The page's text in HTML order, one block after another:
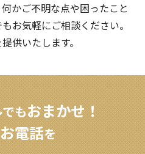
かご不明な点や困ったこと
お気軽にご相談ください。
供いたします。
でもおまかせ！
お電話を